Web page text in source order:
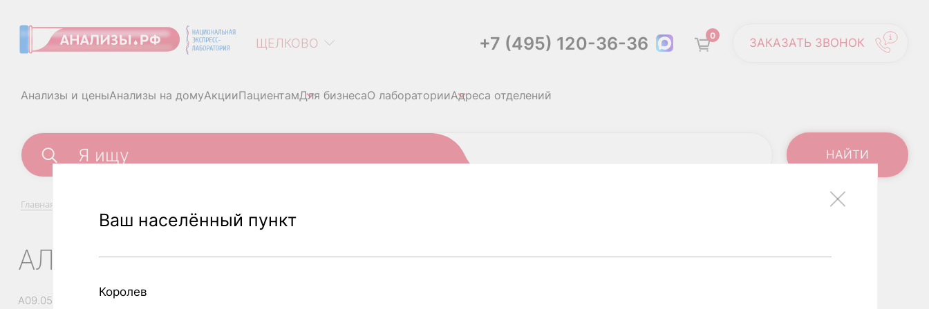
ЩЕЛКОВО
Ваш населённый пункт
Королев
+7 (495) 120-36-36 0
ЗАКАЗАТЬ ЗВОНОК
Анализы и ценыАнализы на домуАкцииПациентамДля бизнесаО лабораторииАдреса отделений
Главная
АЛЬБУМИН
A09.05.011